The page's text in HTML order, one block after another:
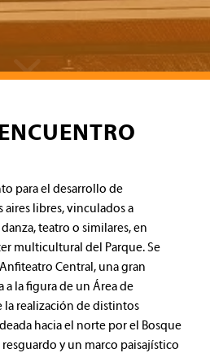
para el desarrollo de
aires libres, vinculados a
teatro o similares, en
multicultural del Parque. Se
Central, una gran
a la figura de un Área de
la realización de distintos
hacia el norte por el Bosque
y un marco paisajístico